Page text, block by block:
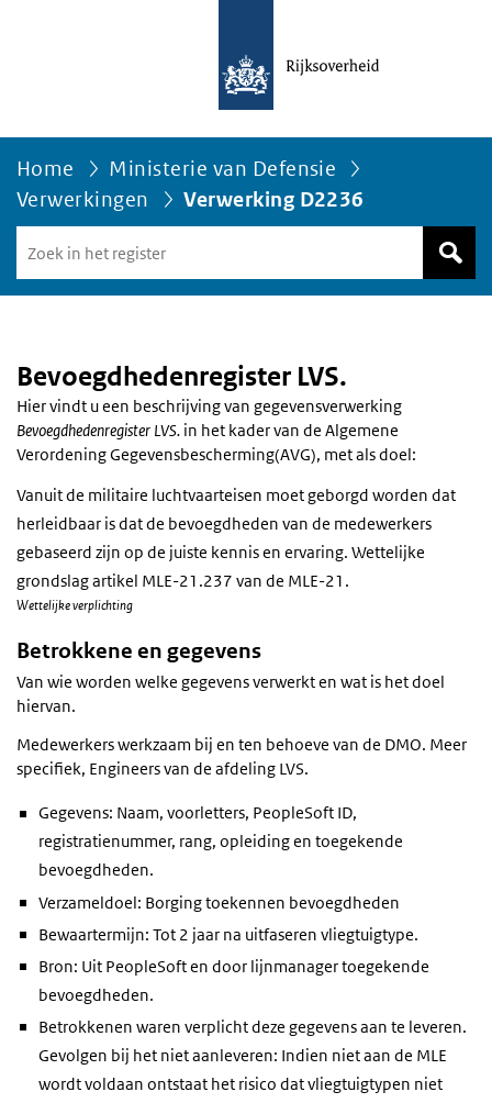
Home
Ministerie van Defensie
Verwerkingen
Verwerking D2236
in
het
Bevoegdhedenregister LVS.
Hier vindt u een beschrijving van gegevensverwerking
Bevoegdhedenregister LVS. in het kader van de Algemene
Verordening Gegevensbescherming(AVG), met als doel:
Vanuit de militaire luchtvaarteisen moet geborgd worden dat
herleidbaar is dat de bevoegdheden van de medewerkers
gebaseerd zijn op de juiste kennis en ervaring. Wettelijke
grondslag artikel MLE-21.237 van de MLE-21.
Wettelijke verplichting
Betrokkene en gegevens
Van wie worden welke gegevens verwerkt en wat is het doel
hiervan.
Medewerkers werkzaam bij en ten behoeve van de DMO. Meer
specifiek, Engineers van de afdeling LVS.
Gegevens: Naam, voorletters, PeopleSoft ID,
registratienummer, rang, opleiding en toegekende
bevoegdheden.
Verzameldoel: Borging toekennen bevoegdheden
Bewaartermijn: Tot 2 jaar na uitfaseren vliegtuigtype.
Bron: Uit PeopleSoft en door lijnmanager toegekende
bevoegdheden.
Betrokkenen waren verplicht deze gegevens aan te leveren.
Gevolgen bij het niet aanleveren: Indien niet aan de MLE
wordt voldaan ontstaat het risico dat vliegtuigtypen niet